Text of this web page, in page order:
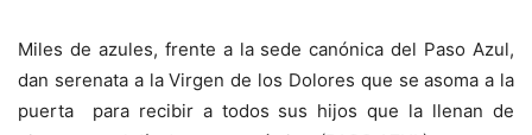
Miles de azules, frente a la sede canónica del Paso Azul,
dan serenata a la Virgen de los Dolores que se asoma a la
puerta para recibir a todos sus hijos que la llenan de